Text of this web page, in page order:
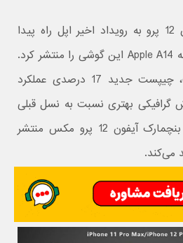
مطابق انتظار، سری آیفون 12 پرو به رویداد اخیر اپل راه پیدا
نکرد. اما اپل جزئیات تراشه Apple A14 این گوشی را منتشر کرد.
براساس گفته این شرکت، چیپست جدید 17 درصدی عملکرد
پردازش گرافیکی بهتری نسبت به نسل قبلی
خود دارد. به‌تازگی نتایج بنچمارک آیفون 12 پرو مکس منتشر
می‌کند.